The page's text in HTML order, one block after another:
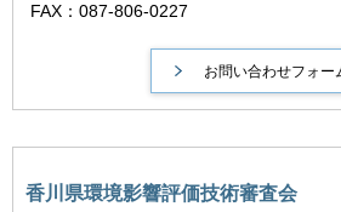
FAX：087-806-0227
香川県環境影響評価技術審査会